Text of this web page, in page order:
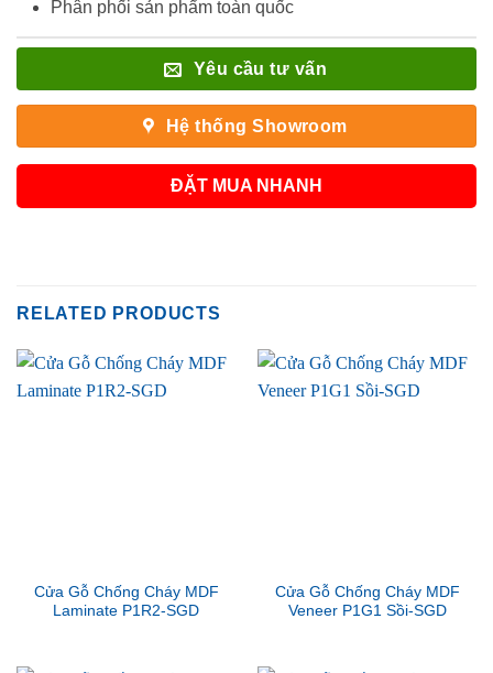
Phân phối sản phẩm toàn quốc
Yêu cầu tư vấn
Hệ thống Showroom
ĐẶT MUA NHANH
RELATED PRODUCTS
Cửa Gỗ Chống Cháy MDF
Laminate P1R2-SGD
Cửa Gỗ Chống Cháy MDF
Veneer P1G1 Sồi-SGD